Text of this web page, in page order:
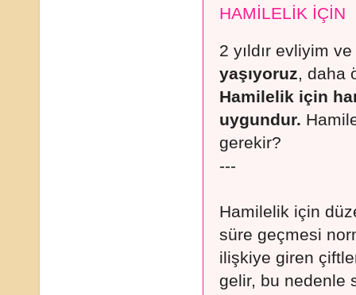
HAMİLELİK İÇİN
2 yıldır evliyim
yaşıyoruz, daha
Hamilelik için
uygundur.
gerekir?
---
Hamilelik için
süre geçmesi
ilişkiye giren
gelir, bu nedenle